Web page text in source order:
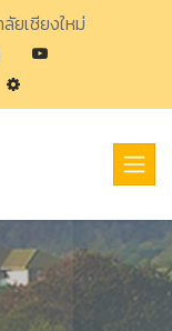
ยเชียงใหม่